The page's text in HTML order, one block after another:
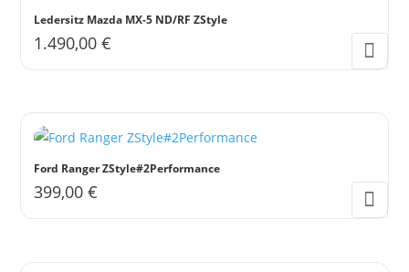
Produktseite
gewählt
Ledersitz Mazda MX-5 ND/RF ZStyle
1.490,00€
Ford Ranger ZStyle#2Performance
399,00€